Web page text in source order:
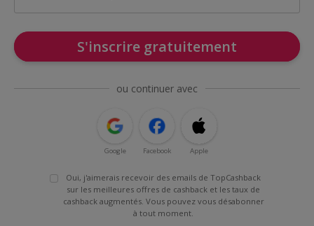
S'inscrire gratuitement
ou continuer avec
Google Facebook Apple
Oui, j'aimerais recevoir des emails de TopCashback
sur les meilleures offres de cashback et les taux de
cashback augmentés. Vous pouvez vous désabonner
à tout moment.